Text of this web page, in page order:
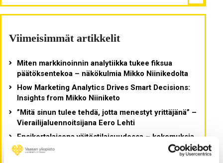
Viimeisimmät artikkelit
Miten markkinoinnin analytiikka tukee fiksua
päätöksentekoa – näkökulmia Mikko Niinikedolta
How Marketing Analytics Drives Smart Decisions:
Insights from Mikko Niiniketo
”Mitä sinun tulee tehdä, jotta menestyt yrittäjänä” –
Vierailijaluennoitsijana Eero Lehti
Ensikertalaisena väitöstilaisuudessa – kokemuksia
ja oivalluksia akateemisesta juhlahetkestä